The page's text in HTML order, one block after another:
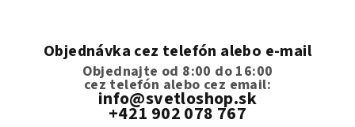
Objednávka cez telefón alebo e-mail
Objednajte od 8:00 do 16:00
cez telefón alebo cez email:
info@svetloshop.sk
+421 902 078 767